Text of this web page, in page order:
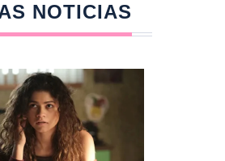
NOTICIAS